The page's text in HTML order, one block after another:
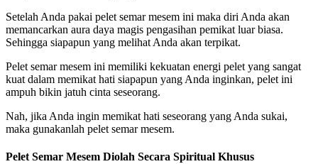
Setelah Anda pakai pelet semar mesem ini maka diri Anda akan
memancarkan aura daya magis pengasihan pemikat luar biasa.
Sehingga siapapun yang melihat Anda akan terpikat.
Pelet semar mesem ini memiliki kekuatan energi pelet yang sangat
kuat dalam memikat hati siapapun yang Anda inginkan, pelet ini
ampuh bikin jatuh cinta seseorang.
Nah, jika Anda ingin memikat hati seseorang yang Anda sukai,
maka gunakanlah pelet semar mesem.
Pelet Semar Mesem Diolah Secara Spiritual Khusus